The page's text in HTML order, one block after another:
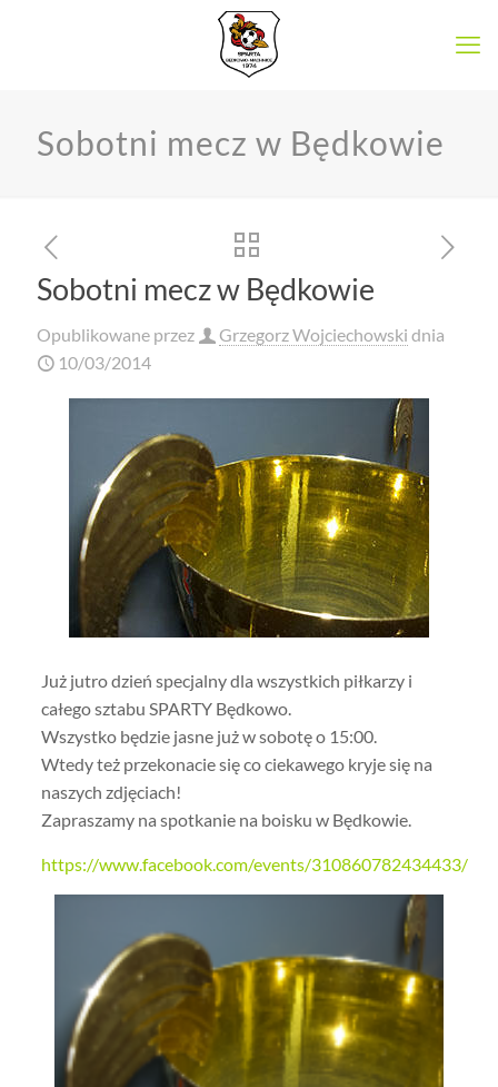
Sobotni mecz w Będkowie
Sobotni mecz w Będkowie
Opublikowane przez Grzegorz Wojciechowski dnia
10/03/2014
Już jutro dzień specjalny dla wszystkich piłkarzy i
całego sztabu SPARTY Będkowo.
Wszystko będzie jasne już w sobotę o 15:00.
Wtedy też przekonacie się co ciekawego kryje się na
naszych zdjęciach!
Zapraszamy na spotkanie na boisku w Będkowie.
https://www.facebook.com/events/310860782434433/